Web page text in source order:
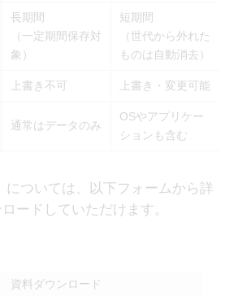
長期間
（一定期間保存対
象）
短期間
（世代から外れた
ものは自動消去）
上書き不可 上書き・変更可能
通常はデータのみ
OSやアプリケー
ションも含む
については、以下フォームから詳
ードしていただけます。